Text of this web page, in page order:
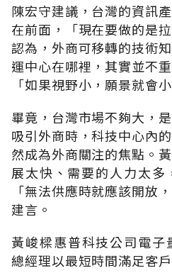
陳宏守建議，台灣的資訊
在前面，「現在要做的是
認為，外商可移轉的技術
運中心在哪裡，其實並不
「如果視野小，願景就會小
畢竟，台灣市場不夠大，
吸引外商時，科技中心內
然成為外商關注的焦點。
展太快、需要的人力太多
「無法供應時就應該開放
建言。
黃峻樑惠普科技公司電
總經理以最短時間滿足客